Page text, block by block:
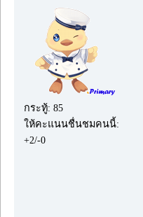
กระทู้: 85
ให้คะแนนชื่นชมคนนี้:
+2/-0